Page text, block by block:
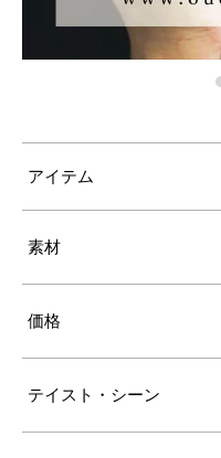
アイテム
素材
価格
テイスト・シーン